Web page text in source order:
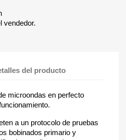
vendedor.
del producto
microondas en perfecto
a un protocolo de pruebas
bobinados primario y